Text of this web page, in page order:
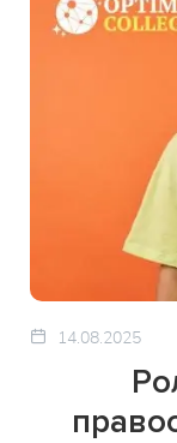
14.08.2025